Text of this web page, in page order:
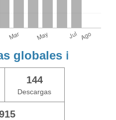
globales ℹ️
144
Descargas